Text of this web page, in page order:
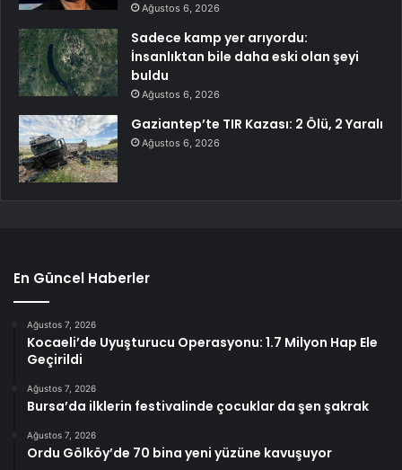
Ağustos 6, 2026
Sadece kamp yer arıyordu:
İnsanlıktan bile daha eski olan şeyi
buldu
Ağustos 6, 2026
Gaziantep’te TIR Kazası: 2 Ölü, 2 Yaralı
Ağustos 6, 2026
En Güncel Haberler
Ağustos 7, 2026
Kocaeli’de Uyuşturucu Operasyonu: 1.7 Milyon Hap Ele
Geçirildi
Ağustos 7, 2026
Bursa’da ilklerin festivalinde çocuklar da şen şakrak
Ağustos 7, 2026
Ordu Gölköy’de 70 bina yeni yüzüne kavuşuyor